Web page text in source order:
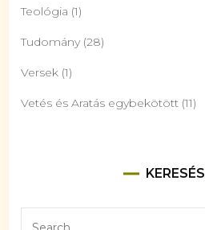
Teológia (1)
Tudomány (28)
Versek (1)
Vetés és Aratás egybekötött (11)
KERESÉS